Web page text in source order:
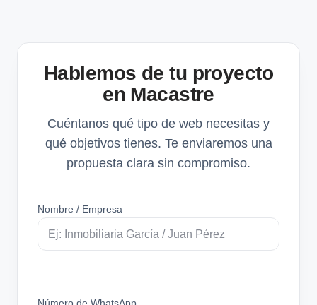
Hablemos de tu proyecto
en Macastre
Cuéntanos qué tipo de web necesitas y
qué objetivos tienes. Te enviaremos una
propuesta clara sin compromiso.
Nombre / Empresa